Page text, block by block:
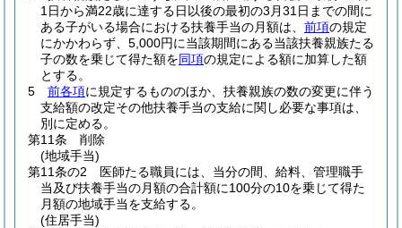
1日から満22歳に達する日以後の最初の3月31日までの間に
ある子がいる場合における扶養手当の月額は、 前項の規定
にかかわらず、5,000円に当該期間にある当該扶養親族たる
子の数を乗じて得た額を同項の規定による額に加算した額
とする。
5
前各項に規定するもののほか、扶養親族の数の変更に伴う
支給額の改定その他扶養手当の支給に関し必要な事項は、
別に定める。
第11条
削除
(地域手当)
第11条の2
医師たる職員には、当分の間、給料、管理職手
当及び扶養手当の月額の合計額に100分の10を乗じて得た
月額の地域手当を支給する。
(住居手当)